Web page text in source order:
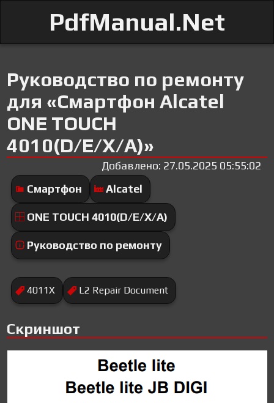
PdfManual.Net
Руководство по ремонту
для «Смартфон Alcatel
ONE TOUCH
4010(D/E/X/A)»
Добавлено: 27.05.2025 05:55:02
Смартфон
Alcatel
ONE TOUCH 4010(D/E/X/A)
Руководство по ремонту
4011X L2 Repair Document
Скриншот